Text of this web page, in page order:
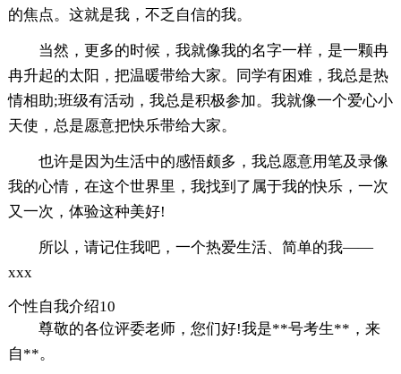
的焦点。这就是我，不乏自信的我。
当然，更多的时候，我就像我的名字一样，是一颗冉
冉升起的太阳，把温暖带给大家。同学有困难，我总是热
情相助;班级有活动，我总是积极参加。我就像一个爱心小
天使，总是愿意把快乐带给大家。
也许是因为生活中的感悟颇多，我总愿意用笔及录像
我的心情，在这个世界里，我找到了属于我的快乐，一次
又一次，体验这种美好!
所以，请记住我吧，一个热爱生活、简单的我——
xxx
个性自我介绍10
尊敬的各位评委老师，您们好!我是**号考生**，来
自**。